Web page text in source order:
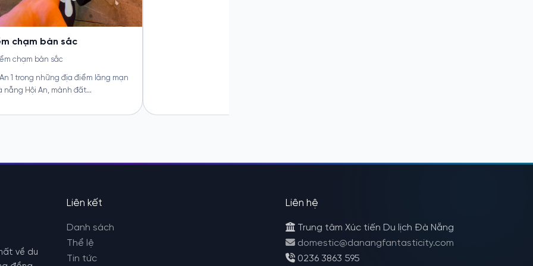
về du
Liên kết
Danh sách
Thể lệ
Tin tức
Liên hệ
Trung tâm Xúc tiến Du lịch Đà Nẵng
domestic@danangfantasticity.com
0236 3863 595